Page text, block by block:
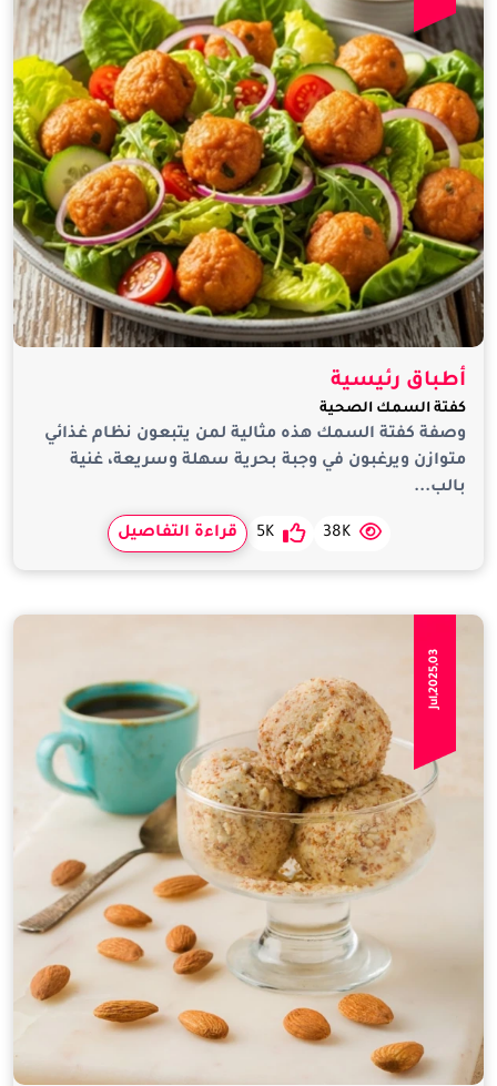
أطباق رئيسية
كفتة السمك الصحية
وصفة كفتة السمك هذه مثالية لمن يتبعون نظام غذائي
متوازن ويرغبون في وجبة بحرية سهلة وسريعة، غنية
بالب...
38K
5K قراءة التفاصيل
Jul,2025,03